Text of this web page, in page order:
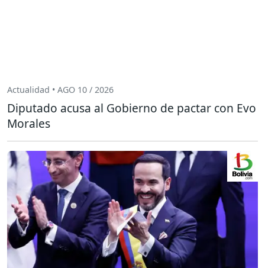
Actualidad • AGO 10 / 2026
Diputado acusa al Gobierno de pactar con Evo
Morales